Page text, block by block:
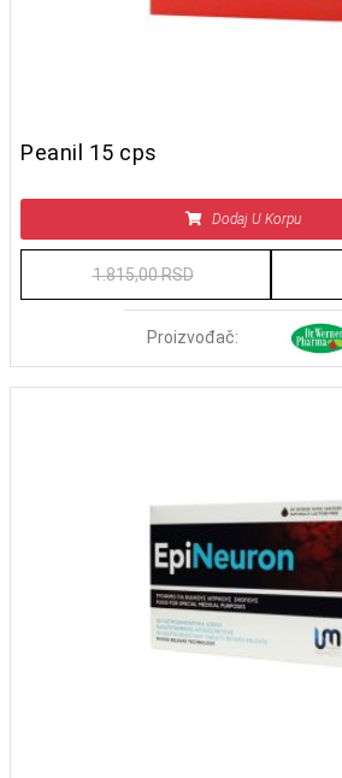
Peanil 15 cps
Dodaj U Korpu
1.815,00 RSD
Proizvođač: